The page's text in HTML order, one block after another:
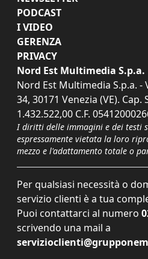
PODCAST
I VIDEO
GERENZA
PRIVACY
Nord Est Multimedia S.p.a.
Nord Est Multimedia S.p.a. -
34, 30171 Venezia (VE). Cap.
1.432.522,00 C.F.
I diritti delle immagini e dei testi
espressamente vietata la loro
mezzo e l'adattamento totale o
Per qualsiasi necessità o
servizio clienti è a tua
Puoi contattarci al numero
scrivendo una mail a